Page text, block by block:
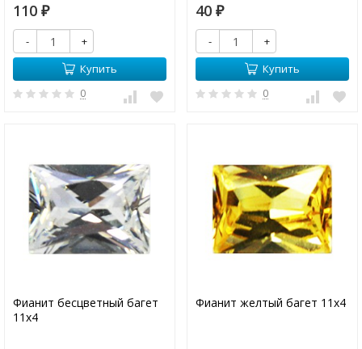
110 ₽
-
+
Купить
0
40 ₽
-
+
Купить
0
Фианит бесцветный багет
11х4
Фианит желтый багет 11х4